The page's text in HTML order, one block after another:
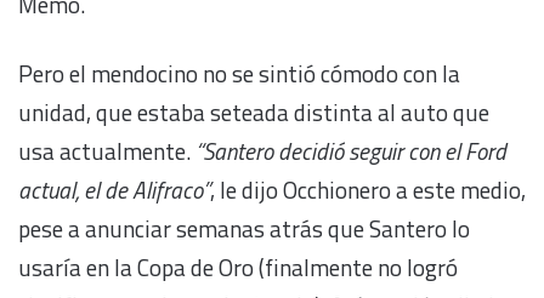
Pero el mendocino no se sintió cómodo con la
unidad, que estaba seteada distinta al auto que
usa actualmente. “Santero decidió seguir con el Ford
actual, el de Alifraco”, le dijo Occhionero a este medio,
pese a anunciar semanas atrás que Santero lo
usaría en la Copa de Oro (finalmente no logró